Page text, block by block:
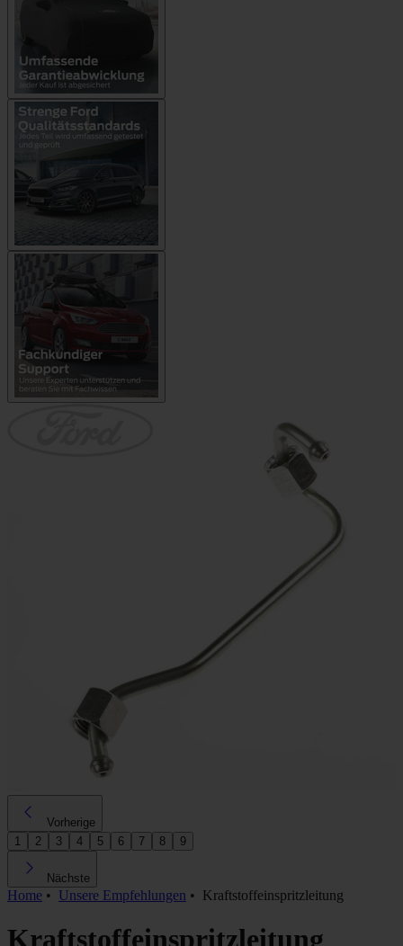
Vorherige
1
2 3 4 5 6 7 8 9
Nächste
Home • Unsere Empfehlungen • Kraftstoffeinspritzleitung
Kraftstoffeinspritzleitung